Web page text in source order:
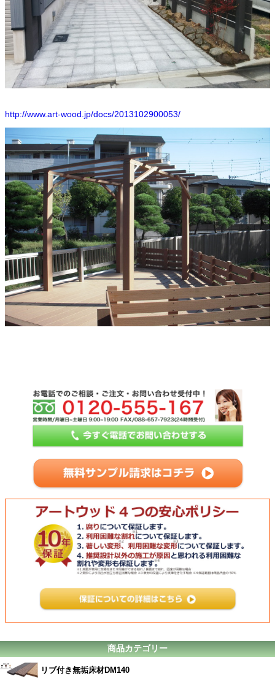
http://www.art-wood.jp/docs/2013102900053/
商品カテゴリー
リブ付き無垢床材DM140